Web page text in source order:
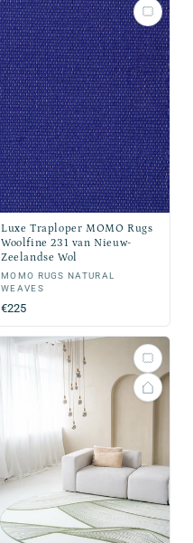
Luxe Traploper MOMO Rugs
Woolfine 231 van Nieuw-
Zeelandse Wol
Verkoper:
MOMO RUGS NATURAL
WEAVES
Normale
prijs
€225